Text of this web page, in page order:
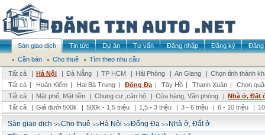
Sàn giao dịch Tin tức Dự án Tư vấn Đăng nhập Đăng ký
Đăng
Cần bán
Cho thuê
Tìm theo nhu cầu
Tất cả
| Hà Nội | Đà Nẵng | TP HCM | Hải Phòng | An Giang | Chọn tỉnh thành
Tất cả | Hoàn Kiếm | Hai Bà Trưng | Đống Đa | Tây Hồ | Thanh Xuân |
Chọn
Tất cả
| Mặt phố, Mặt tiền | Chung cư ,căn hộ | Cửa hàng, Văn phòng | Nhà ở, Đất
Tất cả
| Giá dưới 500k | 500k - 1,5 triệu | 1,5 - 3 triệu | 3 - 6 triệu | 6 - 10 triệu |
Sàn giao dịch >>Cho thuê >>Hà Nội >>Đống Đa >>Nhà ở, Đất ở